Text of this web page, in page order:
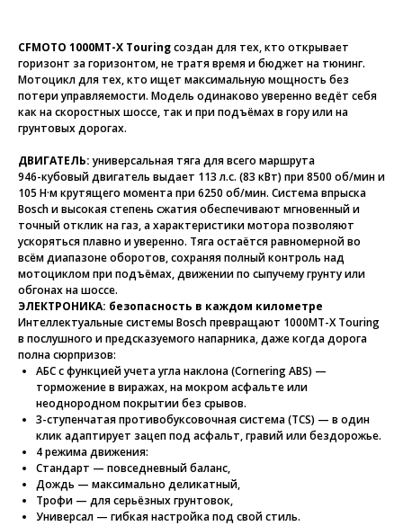
CFMOTO 1000MT-X Touringсоздан для тех, кто открывает
горизонт за горизонтом, не тратя время и бюджет на тюнинг.
Мотоцикл для тех, кто ищет максимальную мощность без
потери управляемости. Модель одинаково уверенно ведёт себя
как на скоростных шоссе, так и при подъёмах в гору или на
грунтовых дорогах.
ДВИГАТЕЛЬ:универсальная тяга для всего маршрута
946-кубовый двигатель выдает 113 л.с. (83 кВт) при 8500 об/мин и
105 Н·м крутящего момента при 6250 об/мин. Система впрыска
Bosch и высокая степень сжатия обеспечивают мгновенный и
точный отклик на газ, а характеристики мотора позволяют
ускоряться плавно и уверенно. Тяга остаётся равномерной во
всём диапазоне оборотов, сохраняя полный контроль над
мотоциклом при подъёмах, движении по сыпучему грунту или
обгонах на шоссе.
ЭЛЕКТРОНИКА: безопасность в каждом километре
Интеллектуальные системы Bosch превращают 1000MT-X Touring
в послушного и предсказуемого напарника, даже когда дорога
полна сюрпризов:
АБС с функцией учета угла наклона (Cornering ABS) —
торможение в виражах, на мокром асфальте или
неоднородном покрытии без срывов.
3-ступенчатая противобуксовочная система (TCS) — в один
клик адаптирует зацеп под асфальт, гравий или бездорожье.
4 режима движения:
Стандарт — повседневный баланс,
Дождь — максимально деликатный,
Трофи — для серьёзных грунтовок,
Универсал — гибкая настройка под свой стиль.